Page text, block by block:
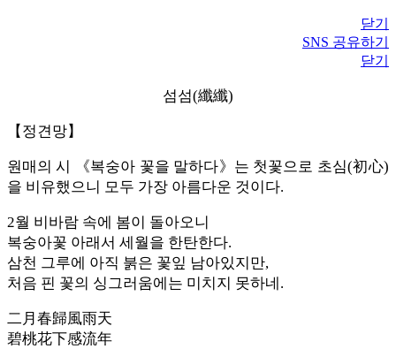
닫기
SNS 공유하기
닫기
섬섬(纖纖)
【정견망】
원매의 시 《복숭아 꽃을 말하다》는 첫꽃으로 초심(初心)
을 비유했으니 모두 가장 아름다운 것이다.
2월 비바람 속에 봄이 돌아오니
복숭아꽃 아래서 세월을 한탄한다.
삼천 그루에 아직 붉은 꽃잎 남아있지만,
처음 핀 꽃의 싱그러움에는 미치지 못하네.
二月春歸風雨天
碧桃花下感流年